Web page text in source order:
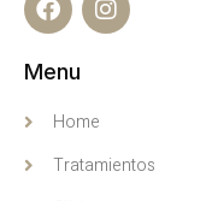
Menu
Home
Tratamientos